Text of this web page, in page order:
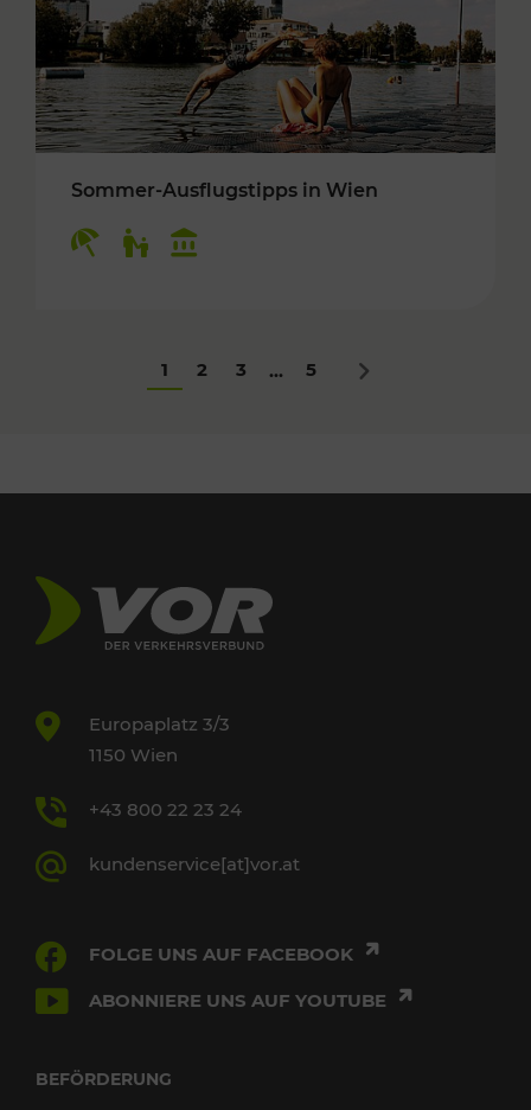
Sommer-Ausflugstipps in Wien
1 2 3 ... 5 Nächstes
Europaplatz 3/3
1150 Wien
+43 800 22 23 24
kundenservice[at]vor.at
FOLGE UNS AUF FACEBOOK
ABONNIERE UNS AUF YOUTUBE
BEFÖRDERUNG